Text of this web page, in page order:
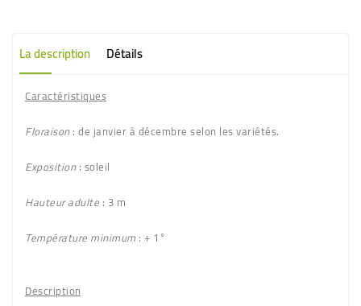
La description Détails
Caractéristiques
Floraison: de janvier à décembre selon les variétés.
Exposition: soleil
Hauteur adulte : 3 m
Température minimum : + 1°
Description